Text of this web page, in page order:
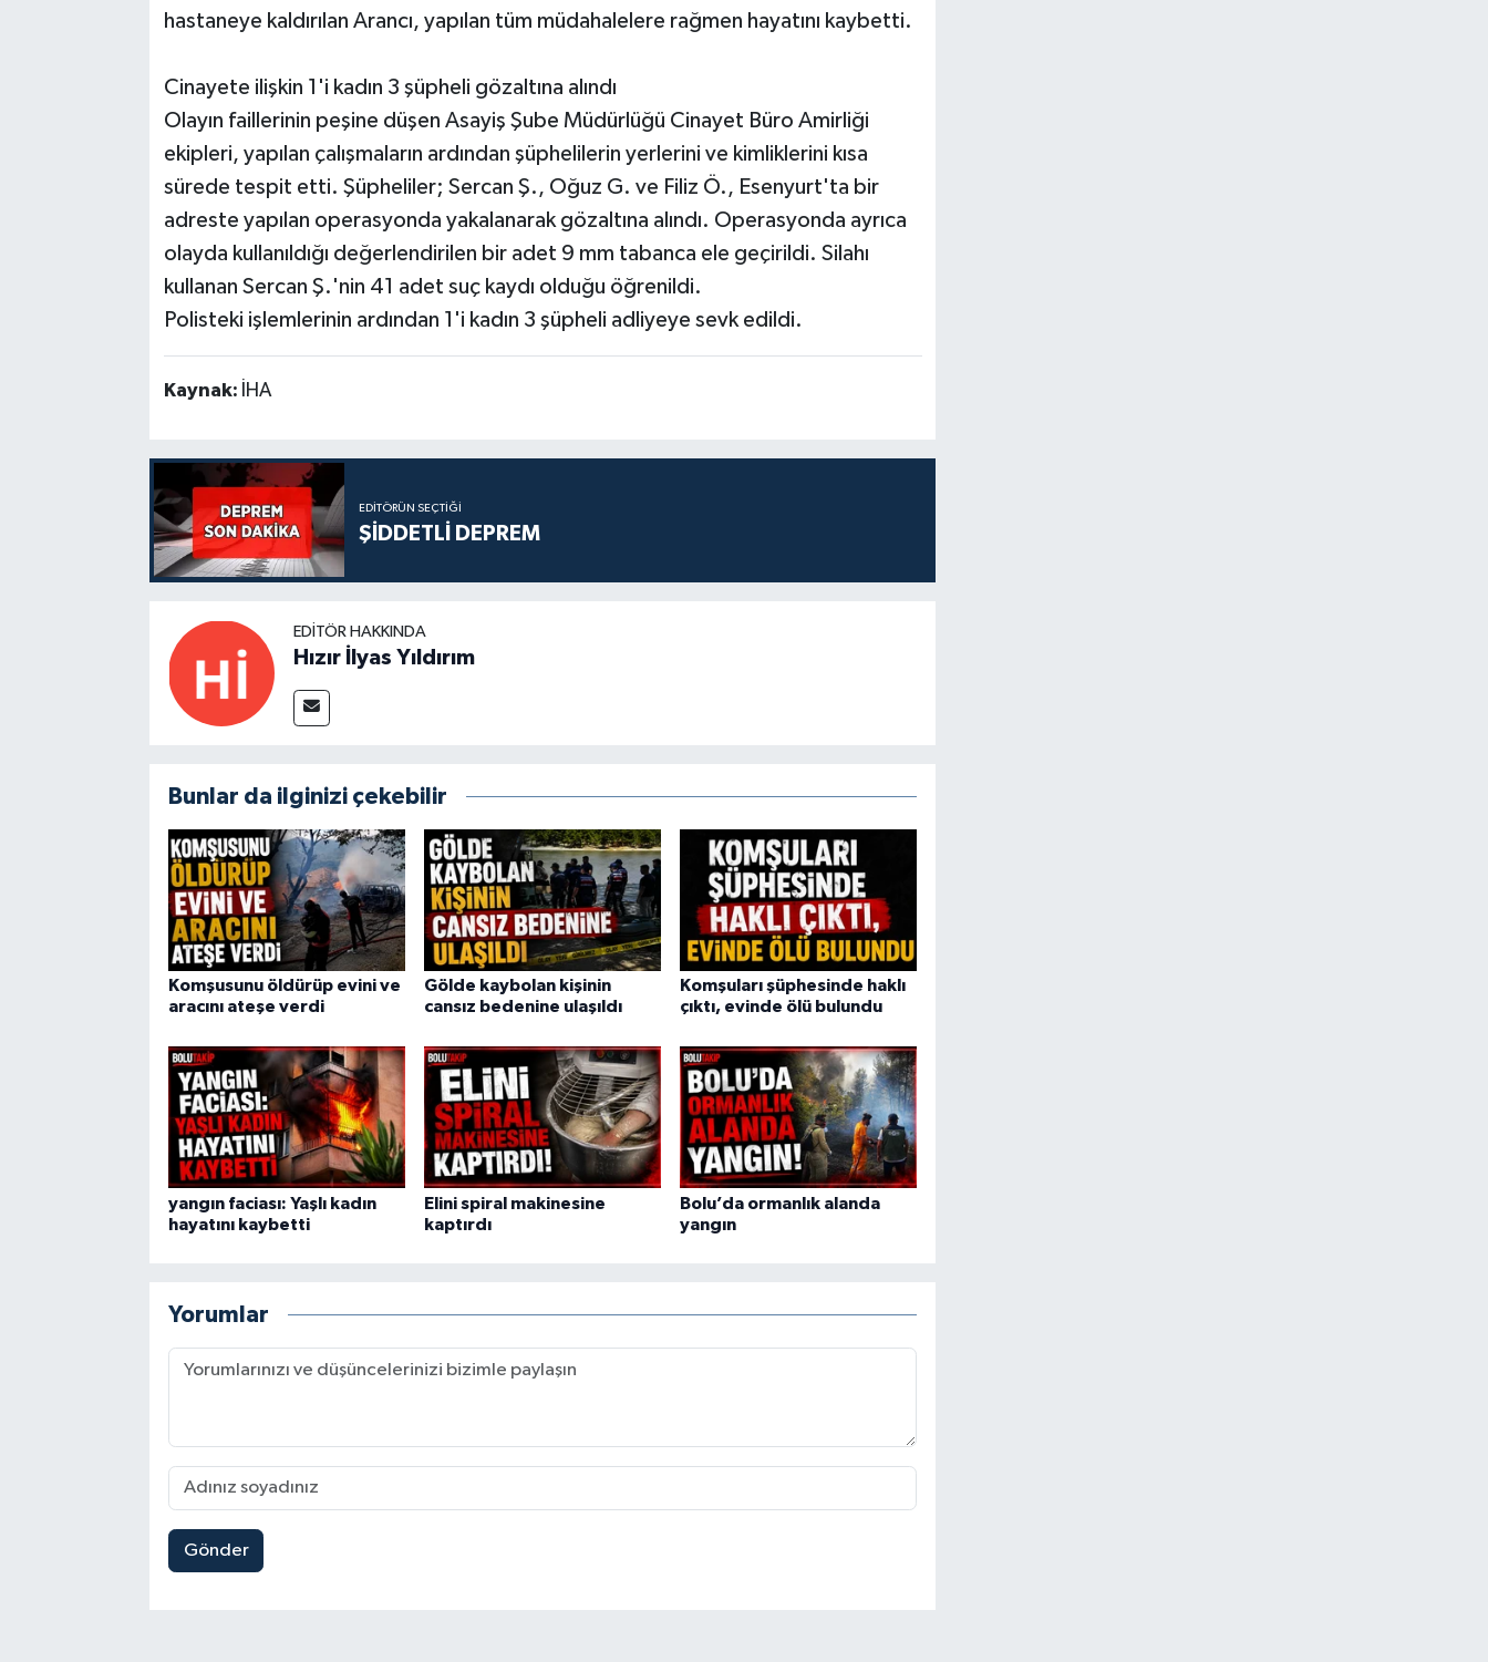
hastaneye kaldırılan Arancı, yapılan tüm müdahalelere rağmen hayatını kaybetti.
Cinayete ilişkin 1'i kadın 3 şüpheli gözaltına alındı
Olayın faillerinin peşine düşen Asayiş Şube Müdürlüğü Cinayet Büro Amirliği
ekipleri, yapılan çalışmaların ardından şüphelilerin yerlerini ve kimliklerini kısa
sürede tespit etti. Şüpheliler; Sercan Ş., Oğuz G. ve Filiz Ö., Esenyurt'ta bir
adreste yapılan operasyonda yakalanarak gözaltına alındı. Operasyonda ayrıca
olayda kullanıldığı değerlendirilen bir adet 9 mm tabanca ele geçirildi. Silahı
kullanan Sercan Ş.'nin 41 adet suç kaydı olduğu öğrenildi.
Polisteki işlemlerinin ardından 1'i kadın 3 şüpheli adliyeye sevk edildi.
Kaynak: İHA
EDITÖRÜN SEÇTIĞI
ŞİDDETLİ DEPREM
EDITÖR HAKKINDA
Hızır İlyas Yıldırım
Bunlar da ilginizi çekebilir
Komşusunu öldürüp evini ve
aracını ateşe verdi
Gölde kaybolan kişinin
cansız bedenine ulaşıldı
Komşuları şüphesinde haklı
çıktı, evinde ölü bulundu
yangın faciası: Yaşlı kadın
hayatını kaybetti
Elini spiral makinesine
kaptırdı
Bolu’da ormanlık alanda
yangın
Yorumlar
Gönder